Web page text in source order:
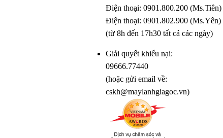
Điện thoại: 0901.800.200 (Ms.Tiên)
Điện thoại: 0901.802.900 (Ms.Yên)
(từ 8h đến 17h30 tất cả các ngày)
Giải quyết khiếu nại:
09666.77440
(hoặc gửi email về:
cskh@maylanhgiagoc.vn)